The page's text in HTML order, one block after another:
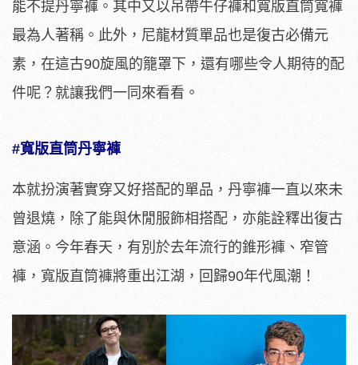
能不提丹寧褲。其中又以吊帶牛仔褲和寬版直筒寬褲
最為人著稱。此外，尼龍材質單品也是復古必備元
素，在這古90旋風的籠罩下，還有哪些令人期待的配
件呢？就讓我們一同來看看。
#寬版直筒丹寧褲
本就扮演著實穿又好搭配的單品，丹寧褲一直以來未
曾退燒，除了能與休閒服飾相搭配，亦能詮釋出復古
意涵。今年春天，有別於去年流行的錐形褲、窄管
褲，寬版直筒褲將重出江湖，回歸90年代風潮！